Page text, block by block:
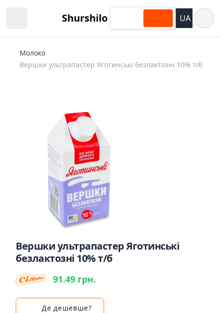
Shurshilo UA
Молоко
Вершки ультрапастер Яготинські безлактозні 10% т/б
Вершки ультрапастер Яготинські
безлактозні 10% т/б
91.49 грн.
Де дешевше?